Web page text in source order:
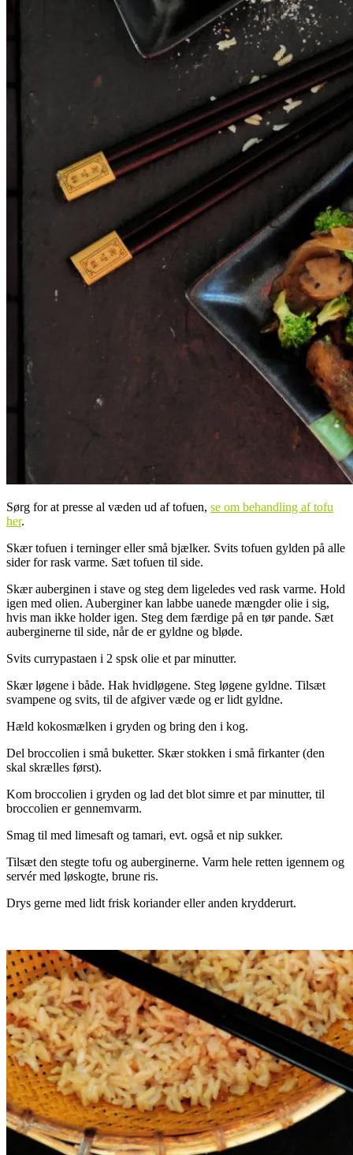
Sørg for at presse al væden ud af tofuen, se om behandling af tofu
her.
Skær tofuen i terninger eller små bjælker. Svits tofuen gylden på alle
sider for rask varme. Sæt tofuen til side.
Skær auberginen i stave og steg dem ligeledes ved rask varme. Hold
igen med olien. Auberginer kan labbe uanede mængder olie i sig,
hvis man ikke holder igen. Steg dem færdige på en tør pande. Sæt
auberginerne til side, når de er gyldne og bløde.
Svits currypastaen i 2 spsk olie et par minutter.
Skær løgene i både. Hak hvidløgene. Steg løgene gyldne. Tilsæt
svampene og svits, til de afgiver væde og er lidt gyldne.
Hæld kokosmælken i gryden og bring den i kog.
Del broccolien i små buketter. Skær stokken i små firkanter (den
skal skrælles først).
Kom broccolien i gryden og lad det blot simre et par minutter, til
broccolien er gennemvarm.
Smag til med limesaft og tamari, evt. også et nip sukker.
Tilsæt den stegte tofu og auberginerne. Varm hele retten igennem og
servér med løskogte, brune ris.
Drys gerne med lidt frisk koriander eller anden krydderurt.